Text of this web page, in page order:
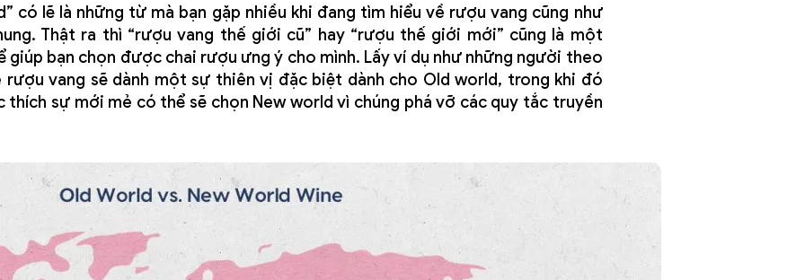
có lẽ là những từ mà bạn gặp nhiều khi đang tìm hiểu về rượu vang cũng như
Thật ra thì “rượu vang thế giới cũ” hay “rượu thế giới mới” cũng là một
bạn chọn được chai rượu ưng ý cho mình. Lấy ví dụ như những người theo
rượu vang sẽ dành một sự thiên vị đặc biệt dành cho Old world, trong khi đó
sự mới mẻ có thể sẽ chọn New world vì chúng phá vỡ các quy tắc truyền